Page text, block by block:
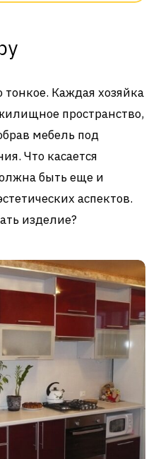
Каждая хозяйка
пространство,
мебель под
Что касается
быть еще и
аспектов.
изделие?